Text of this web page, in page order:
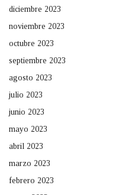
diciembre 2023
noviembre 2023
octubre 2023
septiembre 2023
agosto 2023
julio 2023
junio 2023
mayo 2023
abril 2023
marzo 2023
febrero 2023